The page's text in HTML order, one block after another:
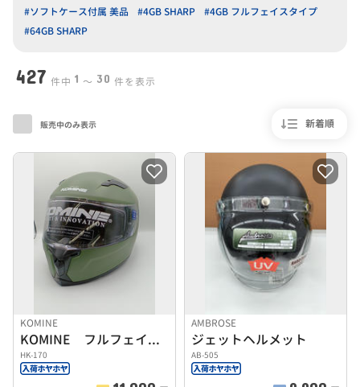
#ソフトケース付属 美品
#4GB SHARP
#4GB フルフェイスタイプ
#64GB SHARP
427 件中 1 〜 30 件を表示
新着順
販売中のみ表示
KOMINE
KOMINE フルフェイスヘルメット HK-170
HK-170
AMBROSE
ジェットヘルメット
AB-505